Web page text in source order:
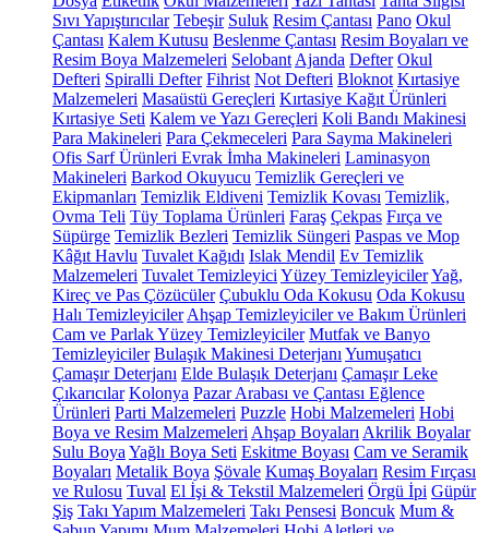
Sıvı Yapıştırıcılar Tebeşir Suluk Resim Çantası Pano Okul
Çantası Kalem Kutusu Beslenme Çantası Resim Boyaları ve
Resim Boya Malzemeleri Selobant Ajanda Defter Okul
Defteri Spiralli Defter Fihrist Not Defteri Bloknot Kırtasiye
Malzemeleri Masaüstü Gereçleri Kırtasiye Kağıt Ürünleri
Kırtasiye Seti Kalem ve Yazı Gereçleri Koli Bandı Makinesi
Para Makineleri Para Çekmeceleri Para Sayma Makineleri
Ofis Sarf Ürünleri Evrak İmha Makineleri Laminasyon
Makineleri Barkod Okuyucu Temizlik Gereçleri ve
Ekipmanları Temizlik Eldiveni Temizlik Kovası Temizlik,
Ovma Teli Tüy Toplama Ürünleri Faraş Çekpas Fırça ve
Süpürge Temizlik Bezleri Temizlik Süngeri Paspas ve Mop
Kâğıt Havlu Tuvalet Kağıdı Islak Mendil Ev Temizlik
Malzemeleri Tuvalet Temizleyici Yüzey TemizleyicilerYağ,
Kireç ve Pas Çözücüler Çubuklu Oda Kokusu Oda Kokusu
Halı Temizleyiciler Ahşap Temizleyiciler ve Bakım Ürünleri
Cam ve Parlak Yüzey Temizleyiciler Mutfak ve Banyo
Temizleyiciler Bulaşık Makinesi Deterjanı Yumuşatıcı
Çamaşır Deterjanı Elde Bulaşık Deterjanı Çamaşır Leke
Çıkarıcılar Kolonya Pazar Arabası ve Çantası Eğlence
Ürünleri Parti Malzemeleri Puzzle Hobi Malzemeleri Hobi
Boya ve Resim Malzemeleri Ahşap Boyaları Akrilik Boyalar
Sulu Boya Yağlı Boya Seti Eskitme Boyası Cam ve Seramik
Boyaları Metalik Boya Şövale Kumaş Boyaları Resim Fırçası
ve Rulosu Tuval El İşi & Tekstil Malzemeleri Örgü İpi Güpür
Şiş Takı Yapım Malzemeleri Takı Pensesi Boncuk Mum &